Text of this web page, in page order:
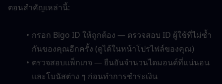
ตอนสำคัญเหล่านี้:
กรอก Bigo ID ให้ถูกต้อง — ตรวจสอบ ID ผู้ใช้ที่ไม่ซ้ำ
กันของคุณอีกครั้ง (ดูได้ในหน้าโปรไฟล์ของคุณ)
ตรวจสอบแพ็กเกจ — ยืนยันจำนวนไดมอนด์ที่แน่นอน
และโบนัสต่าง ๆ ก่อนทำการชำระเงิน